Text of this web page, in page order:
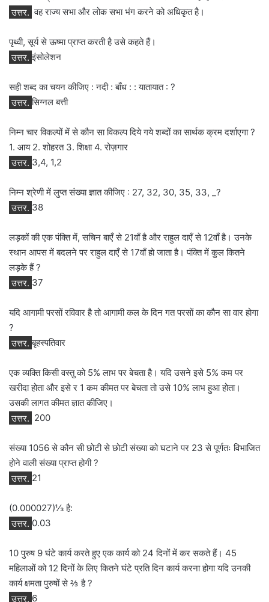
उत्तर. वह राज्य सभा और लोक सभा भंग करने को अधिकृत है।
पृथ्वी, सूर्य से ऊष्मा प्राप्त करती है उसे कहते हैं।
उत्तर. इंसोलेशन
सही शब्द का चयन कीजिए : नदी : बाँध : : यातायात : ?
उत्तर. सिग्नल बत्ती
निम्न चार विकल्पों में से कौन सा विकल्प दिये गये शब्दों का सार्थक क्रम दर्शाएगा ?
1. आय 2. शोहरत 3. शिक्षा 4. रोज़गार
उत्तर. 3,4, 1,2
निम्न श्रेणी में लुप्त संख्या ज्ञात कीजिए : 27, 32, 30, 35, 33, _?
उत्तर. 38
लड़कों की एक पंक्ति में, सचिन बाएँ से 21वाँ है और राहुल दाएँ से 12वाँ है। उनके
स्थान आपस में बदलने पर राहुल दाएँ से 17वाँ हो जाता है। पंक्ति में कुल कितने
लड़के हैं ?
उत्तर. 37
यदि आगामी परसों रविवार है तो आगामी कल के दिन गत परसों का कौन सा वार होगा
?
उत्तर. बृहस्पतिवार
एक व्यक्ति किसी वस्तु को 5% लाभ पर बेचता है। यदि उसने इसे 5% कम पर
खरीदा होता और इसे र 1 कम कीमत पर बेचता तो उसे 10% लाभ हुआ होता।
उसकी लागत कीमत ज्ञात कीजिए।
उत्तर. 200
संख्या 1056 से कौन सी छोटी से छोटी संख्या को घटाने पर 23 से पूर्णतः विभाजित
होने वाली संख्या प्राप्त होगी ?
उत्तर. 21
(0.000027)⅓ है:
उत्तर. 0.03
10 पुरुष 9 घंटे कार्य करते हुए एक कार्य को 24 दिनों में कर सकते हैं। 45
महिलाओं को 12 दिनों के लिए कितने घंटे प्रति दिन कार्य करना होगा यदि उनकी
कार्य क्षमता पुरुषों से ⅔ है ?
उत्तर. 6